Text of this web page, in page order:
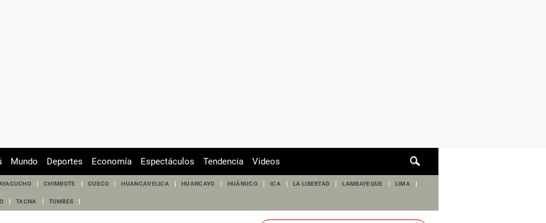
de
Mundo Deportes Economía Espectáculos Tendencia Videos
CHIMBOTE CUSCO HUANCAVELICA HUANCAYO HUÁNUCO ICA LA LIBERTAD LAMBAYEQUE LIMA
TACNA TUMBES